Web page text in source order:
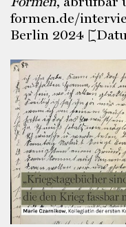
formen.de/
Berlin 2024